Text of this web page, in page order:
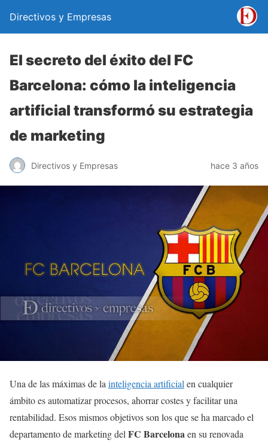
Directivos y Empresas
El secreto del éxito del FC
Barcelona: cómo la inteligencia
artificial transformó su estrategia
de marketing
Directivos y Empresas hace 3 años
Una de las máximas de lainteligencia artificialen cualquier
ámbito es automatizar procesos, ahorrar costes y facilitar una
rentabilidad. Esos mismos objetivos son los que se ha marcado el
departamento de marketing delFC Barcelonaen su renovada